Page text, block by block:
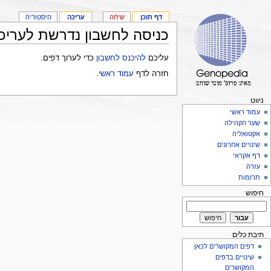
כניסה לחשבון נדרשת
עליכם להיכנס לחשבון כדי לערוך דפים.
חזרה לדף עמוד ראשי
דף תוכן שיחה עריכה היסטוריה
ניווט
עמוד ראשי
שער הקהילה
אקטואליה
שינויים אחרונים
דף אקראי
עזרה
תרומות
חיפוש
תיבת כלים
דפים המקושרים לכאן
שינויים בדפים
המקושרים